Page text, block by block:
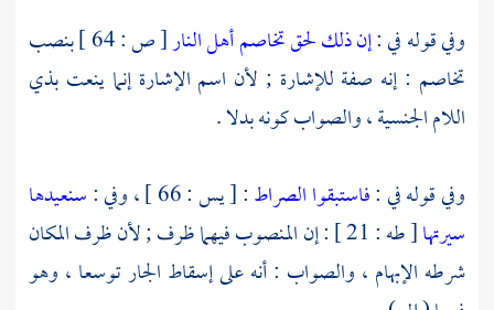
وفي قوله في :إن ذلك لحق تخاصم أهل النار
[ ص : 64 ] بنصب
تخاصم : إنه صفة للإشارة ; لأن اسم الإشارة إنما ينعت بذي
اللام الجنسية ، والصواب كونه بدلا .
وفي قوله في :فاستبقوا الصراط: [ يس : 66 ] ، وفي :
سنعيدها
سيرتها
[ طه : 21 ] : إن المنصوب فيهما ظرف ; لأن ظرف المكان
شرطه الإبهام ، والصواب : أنه على إسقاط الجار توسعا ، وهو